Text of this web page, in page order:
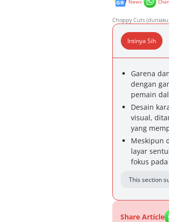
News
Choppy Cuts
Intinya Sih
Garena
dengan
pemain
Desain
visual,
yang
Meskipun
layar
fokus
This section
Share Article